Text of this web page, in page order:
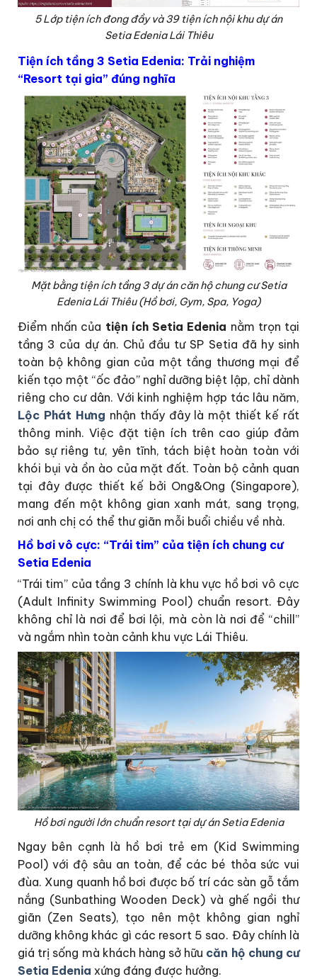
5 Lớp tiện ích đong đầy và 39 tiện ích nội khu dự án
Setia Edenia Lái Thiêu
Tiện ích tầng 3 Setia Edenia: Trải nghiệm
“Resort tại gia” đúng nghĩa
Mặt bằng tiện ích tầng 3 dự án căn hộ chung cư Setia
Edenia Lái Thiêu (Hồ bơi, Gym, Spa, Yoga)
Điểm nhấn của tiện ích Setia Edenia nằm trọn tại
tầng 3 của dự án. Chủ đầu tư SP Setia đã hy sinh
toàn bộ không gian của một tầng thương mại để
kiến tạo một “ốc đảo” nghỉ dưỡng biệt lập, chỉ dành
riêng cho cư dân. Với kinh nghiệm hợp tác lâu năm,
Lộc Phát Hưng nhận thấy đây là một thiết kế rất
thông minh. Việc đặt tiện ích trên cao giúp đảm
bảo sự riêng tư, yên tĩnh, tách biệt hoàn toàn với
khói bụi và ồn ào của mặt đất. Toàn bộ cảnh quan
tại đây được thiết kế bởi Ong&Ong (Singapore),
mang đến một không gian xanh mát, sang trọng,
nơi anh chị có thể thư giãn mỗi buổi chiều về nhà.
Hồ bơi vô cực: “Trái tim” của tiện ích chung cư
Setia Edenia
“Trái tim” của tầng 3 chính là khu vực hồ bơi vô cực
(Adult Infinity Swimming Pool) chuẩn resort. Đây
không chỉ là nơi để bơi lội, mà còn là nơi để “chill”
và ngắm nhìn toàn cảnh khu vực Lái Thiêu.
Hồ bơi người lớn chuẩn resort tại dự án Setia Edenia
Ngay bên cạnh là hồ bơi trẻ em (Kid Swimming
Pool) với độ sâu an toàn, để các bé thỏa sức vui
đùa. Xung quanh hồ bơi được bố trí các sàn gỗ tắm
nắng (Sunbathing Wooden Deck) và ghế ngồi thư
giãn (Zen Seats), tạo nên một không gian nghỉ
dưỡng không khác gì các resort 5 sao. Đây chính là
giá trị sống mà khách hàng sở hữu căn hộ chung cư
Setia Edenia xứng đáng được hưởng.